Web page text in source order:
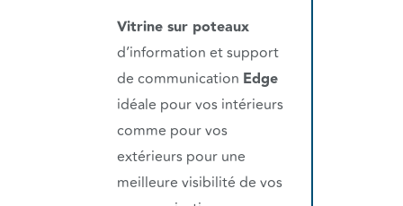
Vitrine sur poteaux
d’information et support
de communication Edge
idéale pour vos intérieurs
comme pour vos
extérieurs pour une
meilleure visibilité de vos